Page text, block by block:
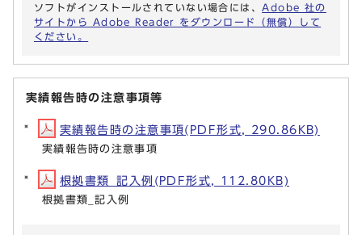
ソフトがインストールされていない場合には、 Adobe 社の
サイトから Adobe Reader をダウンロード（無償）して
ください。
実績報告時の注意事項等
実績報告時の注意事項(PDF形式, 290.86KB)
実績報告時の注意事項
根拠書類_記入例(PDF形式, 112.80KB)
根拠書類_記入例